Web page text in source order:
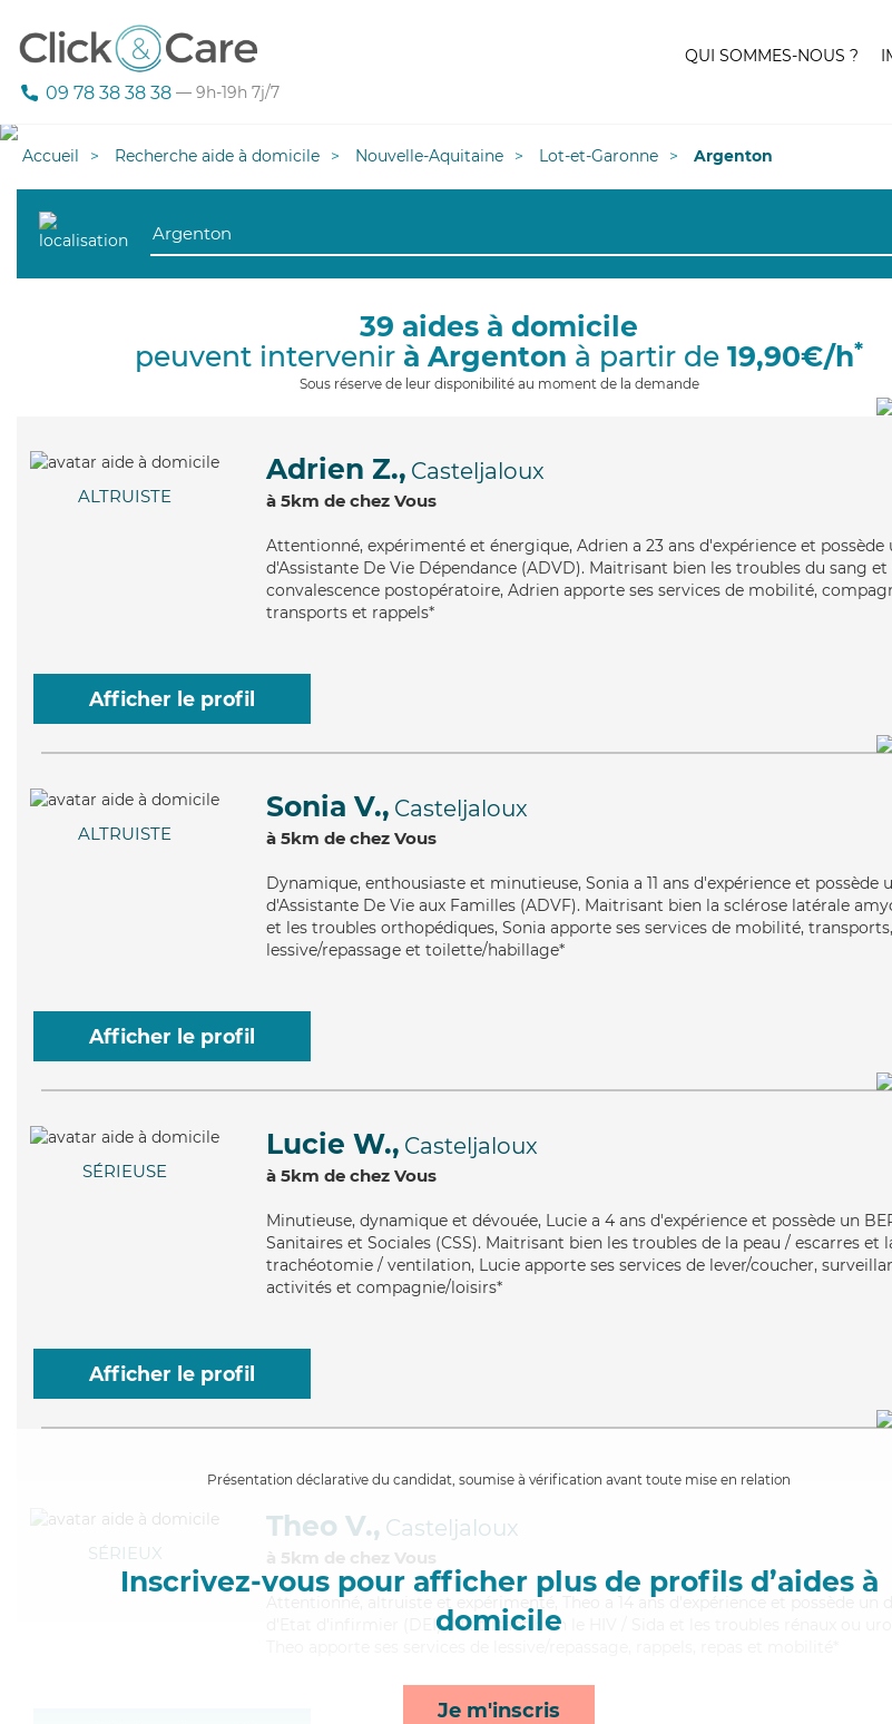
09 78 38 38 38 — 9h-19h 7j/7
QUI SOMMES-NOUS ?
Accueil Recherche aide à domicile Nouvelle-Aquitaine Lot-et-Garonne Argenton
39 aides à domicile
peuvent intervenir à Argenton à partir de 19,90€/h*
Sous réserve de leur disponibilité au moment de la demande
ALTRUISTE
Adrien Z., Casteljaloux
à 5km de chez Vous
Attentionné, expérimenté et énergique, Adrien a 23 ans d'expérience et
d'Assistante De Vie Dépendance (ADVD). Maitrisant bien les troubles du sang et
convalescence postopératoire, Adrien apporte ses services de mobilité,
transports et rappels*
Afficher le profil
ALTRUISTE
Sonia V., Casteljaloux
à 5km de chez Vous
Dynamique, enthousiaste et minutieuse, Sonia a 11 ans d'expérience et possède
d'Assistante De Vie aux Familles (ADVF). Maitrisant bien la sclérose latérale
et les troubles orthopédiques, Sonia apporte ses services de mobilité, transports,
lessive/repassage et toilette/habillage*
Afficher le profil
SÉRIEUSE
Lucie W., Casteljaloux
à 5km de chez Vous
Minutieuse, dynamique et dévouée, Lucie a 4 ans d'expérience et possède un
Sanitaires et Sociales (CSS). Maitrisant bien les troubles de la peau / escarres et
trachéotomie / ventilation, Lucie apporte ses services de lever/coucher,
activités et compagnie/loisirs*
Afficher le profil
Présentation déclarative du candidat, soumise à vérification avant toute mise en relation
Inscrivez-vous pour afficher plus de profils d’aides à
domicile
Je m'inscris
SÉRIEUX
Theo V., Casteljaloux
à 5km de chez Vous
Attentionné
, altruiste et expérimenté, Theo a 14 ans d'expérience et possède un
d'Etat d'infirmier (DEI). Maitrisant bien le HIV / Sida et les troubles rénaux ou